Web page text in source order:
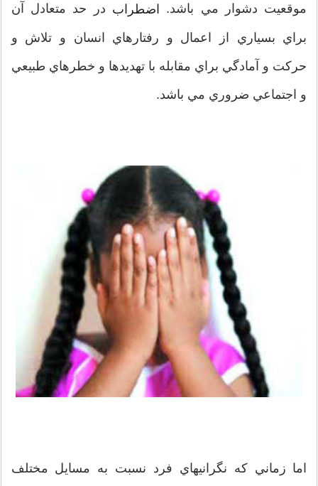
موقعيت دشوار مي باشد.
اضطراب در حد متعادل آن
براي بسياري از اعمال و رفتارهاي انسان و تلاش و
حرکت و آمادگي براي مقابله با تهديدها و خطرهاي طبيعي
و اجتماعي ضروري مي باشد.
اما زماني که نگرانيهاي فرد نسبت به مسايل مختلف